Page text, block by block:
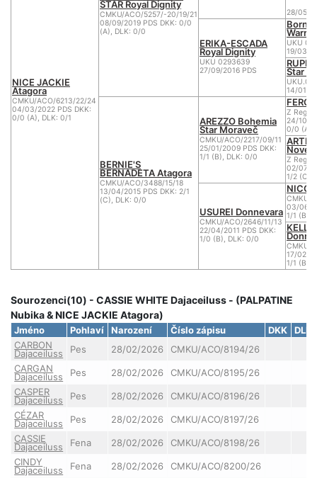
NICE JACKIE
Atagora
CMKU/ACO/6213/22/24
04/03/2022 PDS DKK:
0/0 (A), DLK: 0/1
STAR Royal Dignity
CMKU/ACO/5257/-20/19/21
08/09/2019 PDS DKK: 0/0
(A), DLK: 0/0
28/05/
ERIKA-ESCADA
Royal Dignity
UKU 0293639
27/09/2016 PDS
Born
UKU
19/03/
Star
14/01/
BERNIE'S
BERNADETA Atagora
CMKU/ACO/3488/15/18
13/04/2015 PDS DKK: 2/1
(C), DLK: 0/0
AREZZO Bohemia
Star Moraveč
CMKU/ACO/2217/09/11
25/01/2009 PDS DKK:
1/1 (B), DLK: 0/0
Z Reg/
24/10/
0/0 (A)
Z Reg/
02/07/
1/2 (C),
USUREI Donnevara
CMKU/ACO/2646/11/13
22/04/2011 PDS DKK:
1/0 (B), DLK: 0/0
NICO
CMKU/
03/06/
1/1 (B),
CMKU/
17/02/
1/1 (B)
Sourozenci(10) - CASSIE WHITE Dajaceiluss - (PALPATINE
Nubika & NICE JACKIE Atagora)
Jméno Pohlaví Narození Číslo zápisu DKK
DLK
CARBON
Dajaceiluss Pes 28/02/2026
CMKU/ACO/8194/26
CARGAN
Dajaceiluss Pes 28/02/2026
CMKU/ACO/8195/26
CASPER
Dajaceiluss Pes 28/02/2026
CMKU/ACO/8196/26
CÉZAR
Dajaceiluss Pes 28/02/2026
CMKU/ACO/8197/26
CASSIE
Dajaceiluss Fena 28/02/2026
CMKU/ACO/8198/26
CINDY
Dajaceiluss Fena 28/02/2026
CMKU/ACO/8200/26